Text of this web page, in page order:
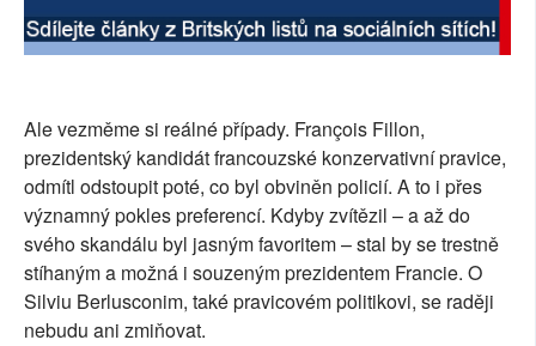
Ale vezměme si reálné případy. François Fillon,
prezidentský kandidát francouzské konzervativní pravice,
odmítl odstoupit poté, co byl obviněn policií. A to i přes
významný pokles preferencí. Kdyby zvítězil – a až do
svého skandálu byl jasným favoritem – stal by se trestně
stíhaným a možná i souzeným prezidentem Francie. O
Silviu Berlusconim, také pravicovém politikovi, se raději
nebudu ani zmiňovat.